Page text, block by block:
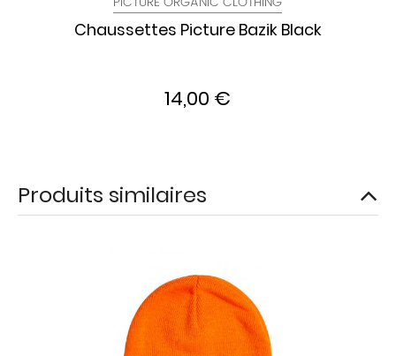
Chaussettes Picture Bazik Black
14,00 €
Produits similaires